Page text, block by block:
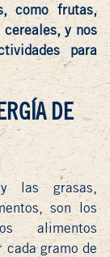
como frutas,
y nos
para
DE
las grasas,
son los
alimentos
cada gramo de